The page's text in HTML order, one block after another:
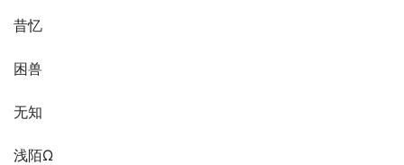
昔忆
困兽
无知
浅陌Ω